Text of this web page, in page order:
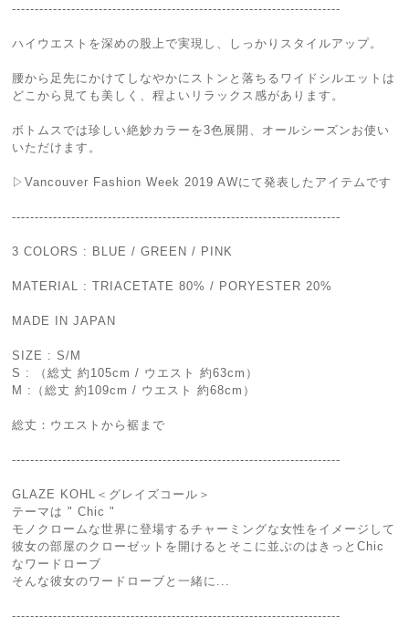
------------------------------------------------------------------------
ハイウエストを深めの股上で実現し、しっかりスタイルアップ。
腰から足先にかけてしなやかにストンと落ちるワイドシルエットは
どこから見ても美しく、程よいリラックス感があります。
ボトムスでは珍しい絶妙カラーを3色展開、オールシーズンお使い
いただけます。
▷Vancouver Fashion Week 2019 AWにて発表したアイテムです
------------------------------------------------------------------------
3 COLORS : BLUE / GREEN / PINK
MATERIAL : TRIACETATE 80% / PORYESTER 20%
MADE IN JAPAN
SIZE : S/M
S : （総丈 約105cm / ウエスト 約63cm）
M :（総丈 約109cm / ウエスト 約68cm）
総丈：ウエストから裾まで
------------------------------------------------------------------------
GLAZE KOHL＜グレイズコール＞
テーマは " Chic "
モノクロームな世界に登場するチャーミングな女性をイメージして
彼女の部屋のクローゼットを開けるとそこに並ぶのはきっとChic
なワードローブ
そんな彼女のワードローブと一緒に...
------------------------------------------------------------------------